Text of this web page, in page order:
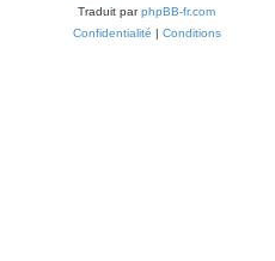
Traduit parphpBB-fr.com
Confidentialité | Conditions